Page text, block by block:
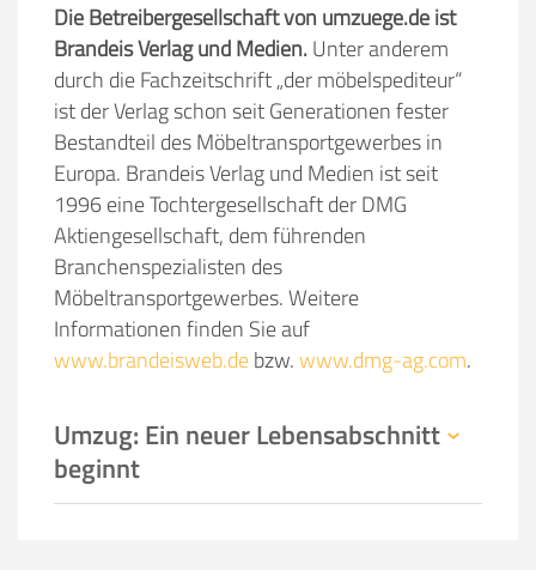
Die Betreibergesellschaft von umzuege.de ist
Brandeis Verlag und Medien.Unter anderem
durch die Fachzeitschrift „der möbelspediteur“
ist der Verlag schon seit Generationen fester
Bestandteil des Möbeltransportgewerbes in
Europa. Brandeis Verlag und Medien ist seit
1996 eine Tochtergesellschaft der DMG
Aktiengesellschaft, dem führenden
Branchenspezialisten des
Möbeltransportgewerbes. Weitere
Informationen finden Sie auf
www.brandeisweb.debzw.www.dmg-ag.com.
Umzug: Ein neuer Lebensabschnitt
beginnt